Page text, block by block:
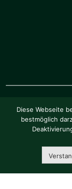
Pia Schellhammer
freie grüne Theme
Diese Webseite
bestmöglich